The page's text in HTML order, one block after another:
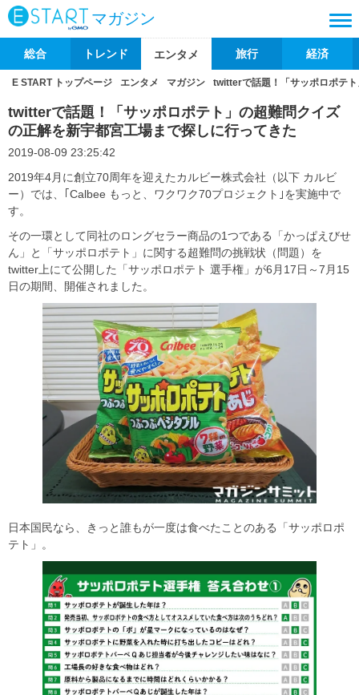
マガジン
総合 トレンド エンタメ 旅行 経済
E START トップページ エンタメ マガジン twitterで話題！「サッポロポテ
twitterで話題！「サッポロポテト」の超難問クイズ
の正解を新宇都宮工場まで探しに行ってきた
2019-08-09 23:25:42
2019年4月に創立70周年を迎えたカルビー株式会社（以下 カルビ
ー）では、｢Calbee もっと、ワクワク70プロジェクト｣を実施中で
す。
その一環として同社のロングセラー商品の1つである「かっぱえびせ
ん」と「サッポロポテト」に関する超難問の挑戦状（問題）を
twitter上にて公開した「サッポロポテト 選手権」が6月17日～7月15
日の期間、開催されました。
日本国民なら、きっと誰もが一度は食べたことのある「サッポロポ
テト」。